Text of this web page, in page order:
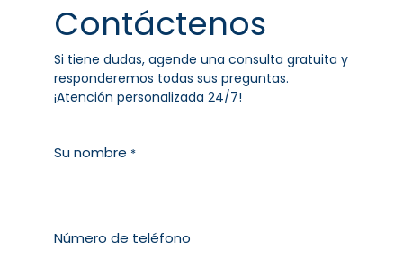
Contáctenos
Si tiene dudas, agende una consulta gratuita y
responderemos todas sus preguntas.
¡Atención personalizada 24/7!
Su nombre *
Número de teléfono